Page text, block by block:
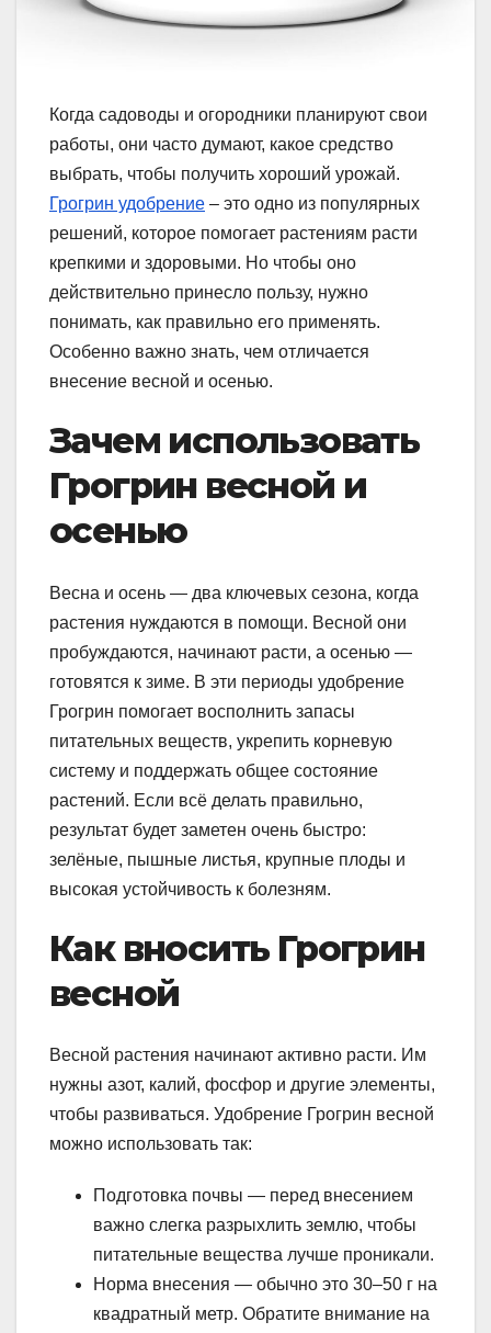
Когда садоводы и огородники планируют свои
работы, они часто думают, какое средство
выбрать, чтобы получить хороший урожай.
Грогрин удобрение – это одно из популярных
решений, которое помогает растениям расти
крепкими и здоровыми. Но чтобы оно
действительно принесло пользу, нужно
понимать, как правильно его применять.
Особенно важно знать, чем отличается
внесение весной и осенью.
Зачем использовать
Грогрин весной и
осенью
Весна и осень — два ключевых сезона, когда
растения нуждаются в помощи. Весной они
пробуждаются, начинают расти, а осенью —
готовятся к зиме. В эти периоды удобрение
Грогрин помогает восполнить запасы
питательных веществ, укрепить корневую
систему и поддержать общее состояние
растений. Если всё делать правильно,
результат будет заметен очень быстро:
зелёные, пышные листья, крупные плоды и
высокая устойчивость к болезням.
Как вносить Грогрин
весной
Весной растения начинают активно расти. Им
нужны азот, калий, фосфор и другие элементы,
чтобы развиваться. Удобрение Грогрин весной
можно использовать так:
Подготовка почвы — перед внесением
важно слегка разрыхлить землю, чтобы
питательные вещества лучше проникали.
Норма внесения — обычно это 30–50 г на
квадратный метр. Обратите внимание на